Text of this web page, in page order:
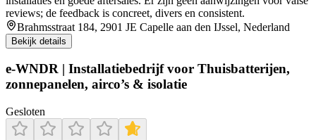
reviews; de feedback is concreet, divers en consistent.
Brahmsstraat 184, 2901 JE Capelle aan den IJssel, Nederland
Bekijk details
e-WNDR | Installatiebedrijf voor Thuisbatterijen,
zonnepanelen, airco’s & isolatie
Gesloten